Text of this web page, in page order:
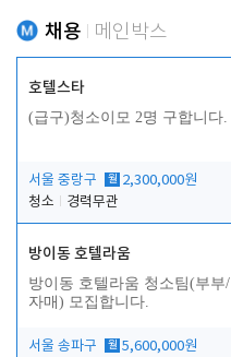
채용 메인박스
호텔스타
(급구)청소이모 2명 구합니다.
서울 중랑구 월 2,300,000원
청소
경력무관
방이동 호텔라움
방이동 호텔라움 청소팀(부부/
자매) 모집합니다.
서울 송파구 월 5,600,000원